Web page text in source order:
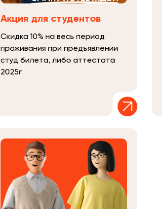
Акция для студентов
Скидка 10% на весь период
проживания при предъявлении
студ билета, либо аттестата
2025г